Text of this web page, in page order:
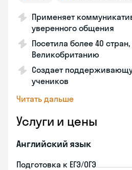
Применяет
уверенного общения
Посетила более 40
Великобританию
Создает
учеников
Читать дальше
Услуги и цены
Английский язык
Подготовка к ЕГЭ/ОГЭ